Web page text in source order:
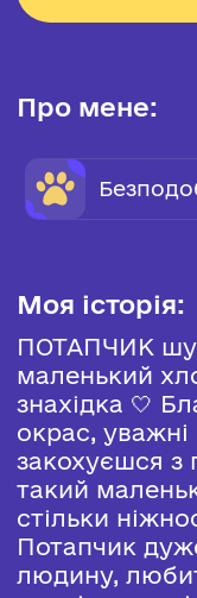
Про мене:
Моя історія:
ПОТАПЧИК
маленький
знахідка 🤍
окрас, уважні
закохуєшся з
такий
стільки
Потапчик
людину,